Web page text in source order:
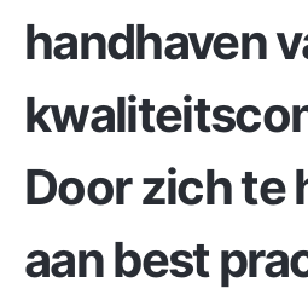
handhaven
Door zich te
aan best